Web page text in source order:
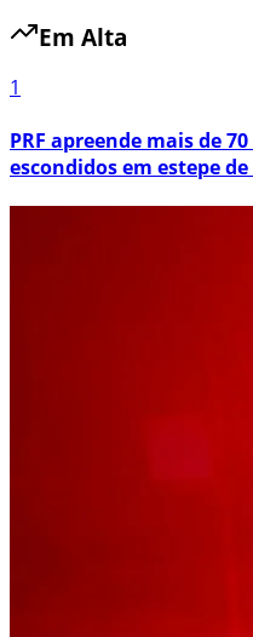
Em Alta
1
PRF apreende mais de
escondidos em estepe